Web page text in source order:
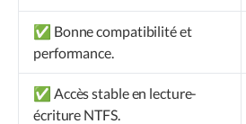
✅ Bonne compatibilité et
performance.
✅ Accès stable en lecture-
écriture NTFS.